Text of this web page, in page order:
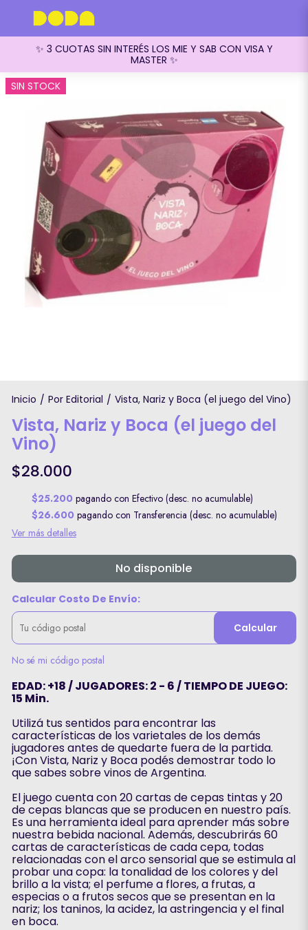
✨ 3 CUOTAS SIN INTERÉS LOS MIE Y SAB CON VISA Y
MASTER ✨
SIN STOCK
Inicio / Por Editorial / Vista, Nariz y Boca (el juego del Vino)
Vista, Nariz y Boca (el juego del
Vino)
$28.000
$25.200 pagando con Efectivo (desc. no acumulable)
$26.600 pagando con Transferencia (desc. no acumulable)
Ver más detalles
No disponible
Calcular Costo De Envío:
Calcular
No sé mi código postal
EDAD: +18 / JUGADORES: 2 - 6 / TIEMPO DE JUEGO:
15 Min.
Utilizá tus sentidos para encontrar las
características de los varietales de los demás
jugadores antes de quedarte fuera de la partida.
¡Con Vista, Nariz y Boca podés demostrar todo lo
que sabes sobre vinos de Argentina.
El juego cuenta con 20 cartas de cepas tintas y 20
de cepas blancas que se producen en nuestro país.
Es una herramienta ideal para aprender más sobre
nuestra bebida nacional. Además, descubrirás 60
cartas de características de cada cepa, todas
relacionadas con el arco sensorial que se estimula al
probar una copa: la tonalidad de los colores y del
brillo a la vista; el perfume a flores, a frutas, a
especias o a frutos secos que se presentan en la
nariz; los taninos, la acidez, la astringencia y el final
en boca.